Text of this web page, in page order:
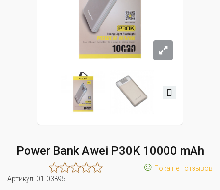
Power Bank Awei P30K 10000 mAh
☺ Пока нет отзывов
Артикул: 01-03895